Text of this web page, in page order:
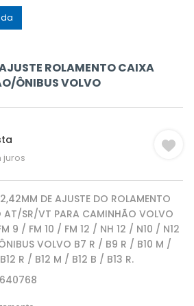
ROLAMENTO CAIXA
ÔNIBUS VOLVO
juros
DE AJUSTE DO ROLAMENTO
AT/SR/VT PARA CAMINHÃO VOLVO
9 / FM 10 / FM 12 / NH 12 / N10 / N12
VOLVO B7 R / B9 R / B10 M /
R / B12 M / B12 B / B13 R.